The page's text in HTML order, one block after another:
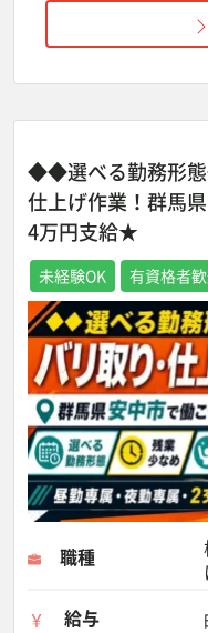
◆◆選べる勤務形
仕上げ作業！群馬
4万円支給★
未経験OK 有資格者
職種
給与